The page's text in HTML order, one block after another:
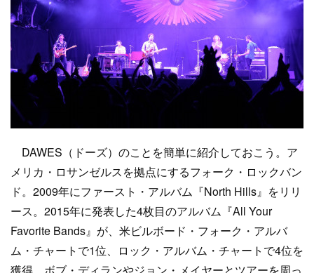
DAWES（ドーズ）のことを簡単に紹介しておこう。ア
メリカ・ロサンゼルスを拠点にするフォーク・ロックバン
ド。2009年にファースト・アルバム『North Hills』をリリ
ース。2015年に発表した4枚目のアルバム『All Your
Favorite Bands』が、米ビルボード・フォーク・アルバ
ム・チャートで1位、ロック・アルバム・チャートで4位を